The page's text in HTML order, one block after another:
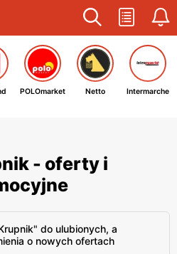
POLOmarket Netto Intermarche
- oferty i
do ulubionych, a
o nowych ofertach